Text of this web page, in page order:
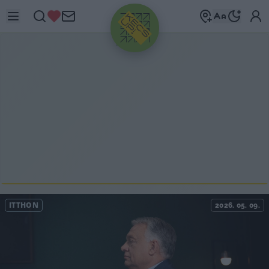
HIRDETÉS
ITTHON 2026. 05. 09.